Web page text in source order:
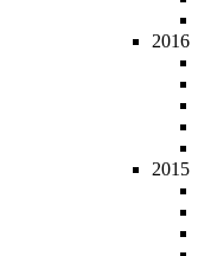
2016
2015